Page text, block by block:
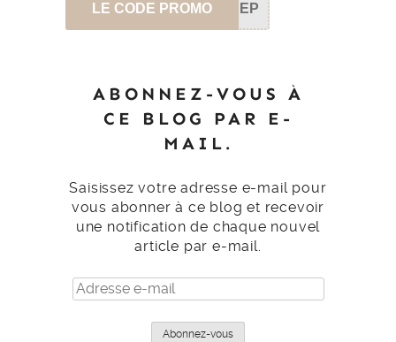
LE CODE PROMO SEP
ABONNEZ-VOUS À
CE BLOG PAR E-
MAIL.
Saisissez votre adresse e-mail pour
vous abonner à ce blog et recevoir
une notification de chaque nouvel
article par e-mail.
Adresse
e-
Abonnez-vous